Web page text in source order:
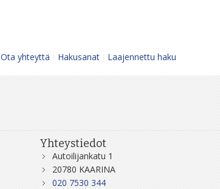
Ota yhteyttä Hakusanat Laajennettu haku
Yhteystiedot
Autoilijankatu 1
20780 KAARINA
020 7530 344